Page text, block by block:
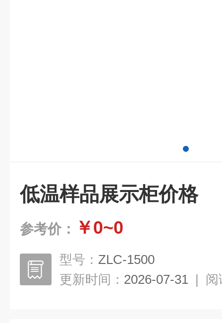
低温样品展示柜价格
参考价： ￥0~0
型号： ZLC-1500
更新时间： 2026-07-31 | 阅